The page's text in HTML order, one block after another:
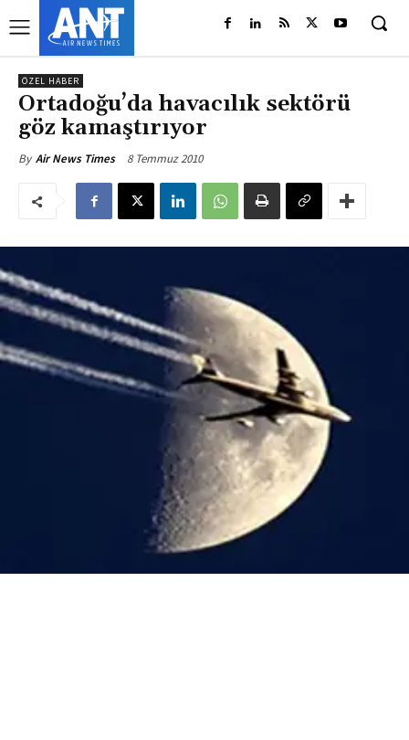
ÖZEL HABER
Ortadoğu’da havacılık sektörü
göz kamaştırıyor
By Air News Times 8 Temmuz 2010